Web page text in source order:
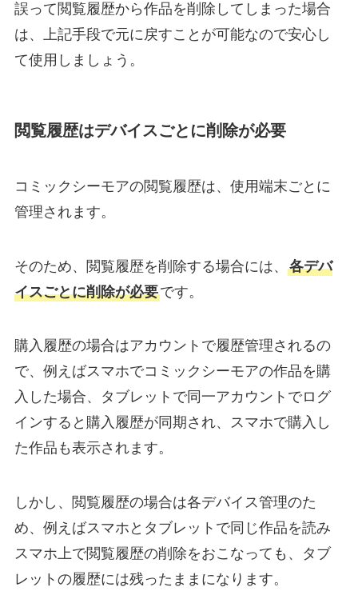
誤って閲覧履歴から作品を削除してしまった場合
は、上記手段で元に戻すことが可能なので安心し
て使用しましょう。
閲覧履歴はデバイスごとに削除が必要
コミックシーモアの閲覧履歴は、使用端末ごとに
管理されます。
そのため、閲覧履歴を削除する場合には、 各デバ
イスごとに削除が必要です。
購入履歴の場合はアカウントで履歴管理されるの
で、例えばスマホでコミックシーモアの作品を購
入した場合、タブレットで同一アカウントでログ
インすると購入履歴が同期され、スマホで購入し
た作品も表示されます。
しかし、閲覧履歴の場合は各デバイス管理のた
め、例えばスマホとタブレットで同じ作品を読み
スマホ上で閲覧履歴の削除をおこなっても、タブ
レットの履歴には残ったままになります。